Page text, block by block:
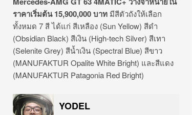
ราคาเริ่มต้น 15,900,000 บาท มีสีตัวถังให้เลือก
ทั้งหมด 7 สี ได้แก่ สีเหลือง (Sun Yellow) สีดำ
(Obsidian Black) สีเงิน (High-tech Silver) สีเทา
(Selenite Grey) สีน้ำเงิน (Spectral Blue) สีขาว
(MANUFAKTUR Opalite White Bright) และสีแดง
(MANUFAKTUR Patagonia Red Bright)
YODEL